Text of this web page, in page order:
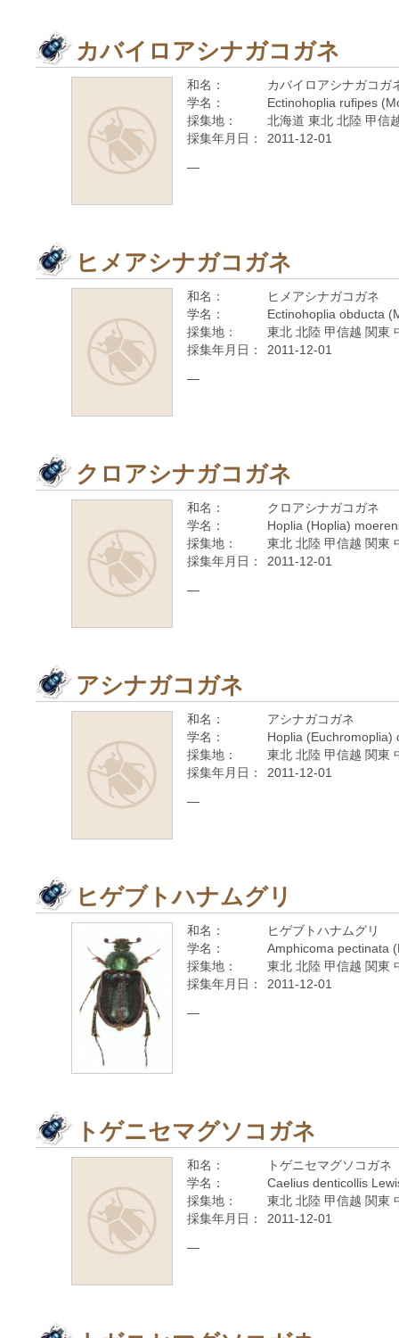
カバイロアシナガコガネ
和名：
カバイロアシナガコガ
学名：
Ectinohoplia rufipes
採集地：
北海道 東北 北陸 甲信
採集年月日：
2011-12-01
—
ヒメアシナガコガネ
和名：
ヒメアシナガコガネ
学名：
Ectinohoplia obducta
採集地：
東北 北陸 甲信越 関東
採集年月日：
2011-12-01
—
クロアシナガコガネ
和名：
クロアシナガコガネ
学名：
Hoplia (Hoplia)
採集地：
東北 北陸 甲信越 関東
採集年月日：
2011-12-01
—
アシナガコガネ
和名：
アシナガコガネ
学名：
Hoplia (Euchromoplia)
採集地：
東北 北陸 甲信越 関東
採集年月日：
2011-12-01
—
ヒゲブトハナムグリ
和名：
ヒゲブトハナムグリ
学名：
Amphicoma pectinata
採集地：
東北 北陸 甲信越 関東
採集年月日：
2011-12-01
—
トゲニセマグソコガネ
和名：
トゲニセマグソコガネ
学名：
Caelius denticollis
採集地：
東北 北陸 甲信越 関東
採集年月日：
2011-12-01
—